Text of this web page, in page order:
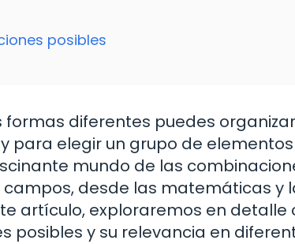
posibles
diferentes puedes
para elegir un grupo de
mundo de las
desde las matemáticas y
artículo, exploraremos en detalle
posibles y su relevancia en